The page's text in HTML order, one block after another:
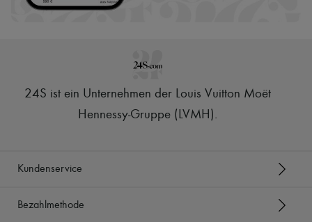
24S ist ein Unternehmen der Louis Vuitton Moët
Hennessy-Gruppe (LVMH).
Kundenservice
Bezahlmethode